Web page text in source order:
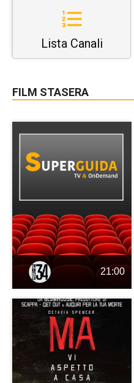
Lista Canali
FILM STASERA
21:00